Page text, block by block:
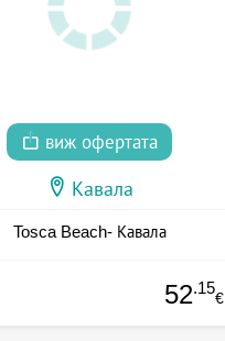
виж офертата
Кавала
Tosca Beach- Кавала
52.15
€